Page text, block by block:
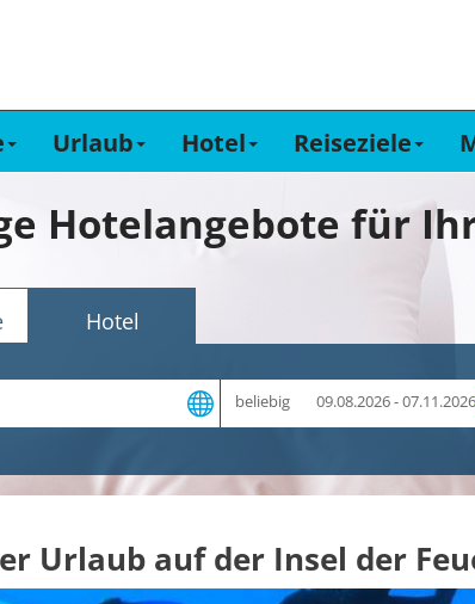
Urlaub Hotel Reiseziele
Hotel
Zeitraum
beliebig 09.08.2026 - 07.11.2026
Urlaub auf der Insel der